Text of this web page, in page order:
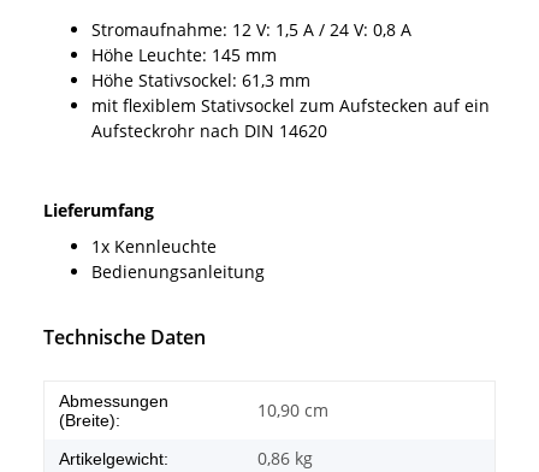
Stromaufnahme: 12 V: 1,5 A / 24 V: 0,8 A
Höhe Leuchte: 145 mm
Höhe Stativsockel: 61,3 mm
mit flexiblem Stativsockel zum Aufstecken auf ein
Aufsteckrohr nach DIN 14620
Lieferumfang
1x Kennleuchte
Bedienungsanleitung
Technische Daten
Abmessungen
(Breite):
10,90 cm
Artikelgewicht: 0,86 kg